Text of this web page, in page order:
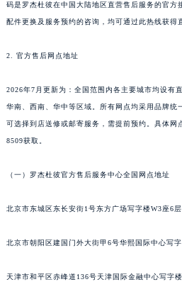
码是罗杰杜彼在中国大陆地区直营售后服务的官方
配件更换及服务预约的咨询，均可通过此热线获得
2. 官方售后网点地址
2026年7月更新为：全国范围内各主要城市均设有
华南、西南、华中等区域。所有网点均采用品牌统
可选择到店送修或邮寄服务，需提前预约。具体网
8509获取。
（一）罗杰杜彼官方售后服务中心全国网点地址
北京市东城区东长安街1号东方广场写字楼W3座6层
北京市朝阳区建国门外大街甲6号华熙国际中心写
天津市和平区赤峰道136号天津国际金融中心写字